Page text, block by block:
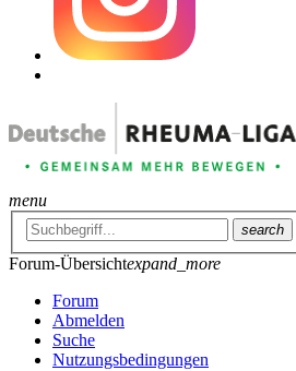
menu
search
Forum-Übersichtexpand_more
Forum
Abmelden
Suche
Nutzungsbedingungen